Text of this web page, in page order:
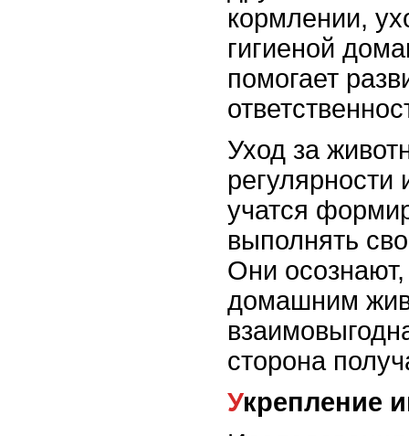
кормлении,
гигиеной
помогает
Уход за
регулярности
учатся
выполнять
Они
домашним
сторона
Укрепление